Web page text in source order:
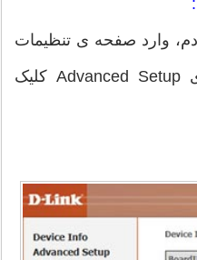
وارد صفحه ی تنظیمات
مودم می شوید، سپس روی Advanced Setup کلیک